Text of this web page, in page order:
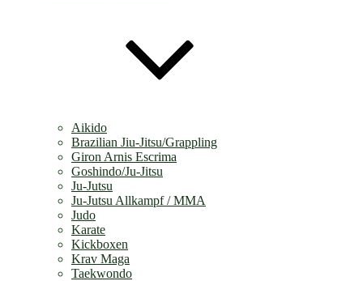
Aikido
Brazilian Jiu-Jitsu/Grappling
Giron Arnis Escrima
Goshindo/Ju-Jitsu
Ju-Jutsu
Ju-Jutsu Allkampf / MMA
Judo
Karate
Kickboxen
Krav Maga
Taekwondo